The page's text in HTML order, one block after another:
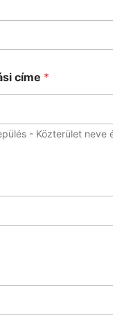
címe *
- Közterület neve